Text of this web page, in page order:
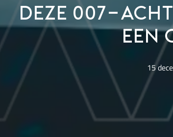
Deze 007-
een
15